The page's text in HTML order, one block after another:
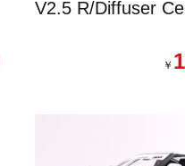
V2.5 R/Diffuser
￥